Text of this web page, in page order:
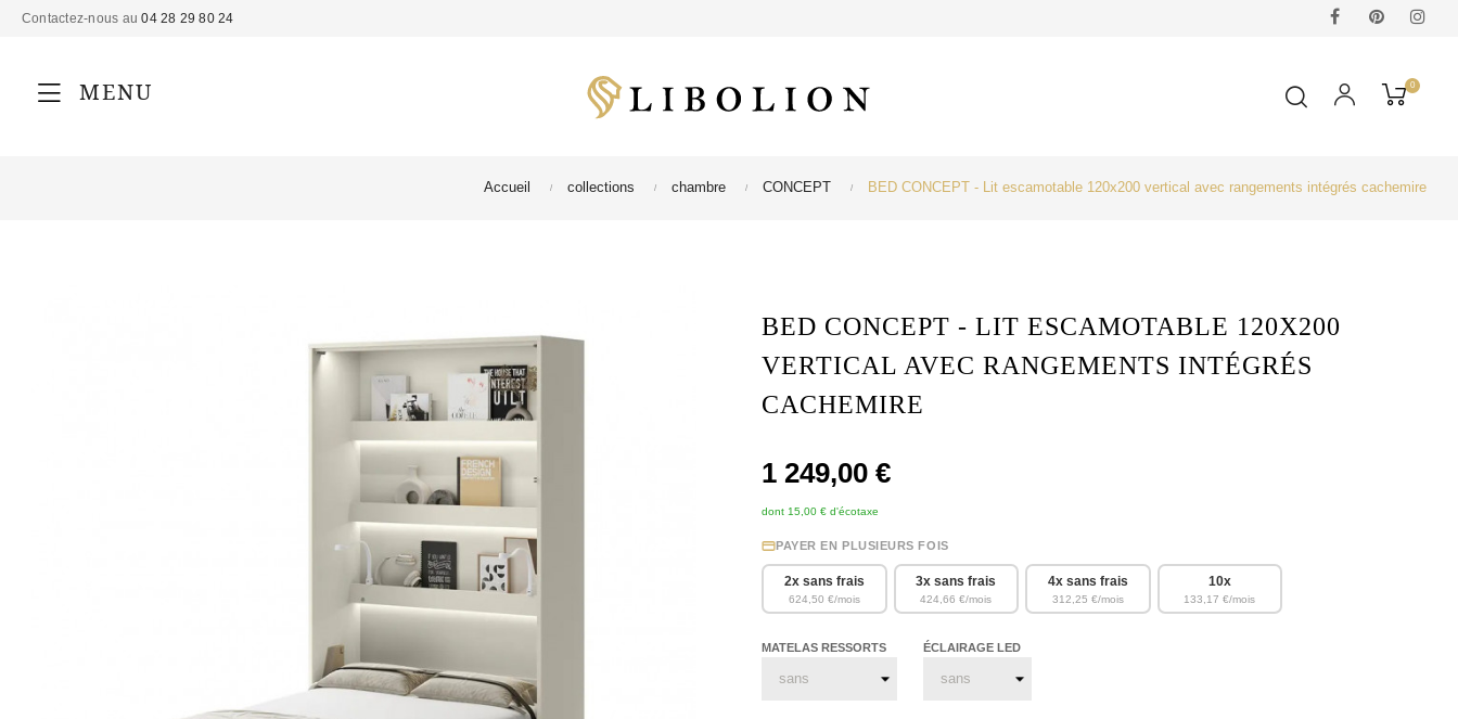
Contactez-nous au04 28 29 80 24 FacebookPinterest
MENU 0
Accueil collections chambre CONCEPT BED CONCEPT - Lit escamotable 120x200 vertical avec rangements intégrés cachemire
BED CONCEPT - LIT ESCAMOTABLE 120X200
VERTICAL AVEC RANGEMENTS INTÉGRÉS
CACHEMIRE
1 249,00 €
dont 15,00 € d'écotaxe
PAYER EN PLUSIEURS FOIS
2x sans frais
624,50 €/mois
3x sans frais
424,66 €/mois
4x sans frais
312,25 €/mois
10x
133,17 €/mois
MATELAS RESSORTS ÉCLAIRAGE LED